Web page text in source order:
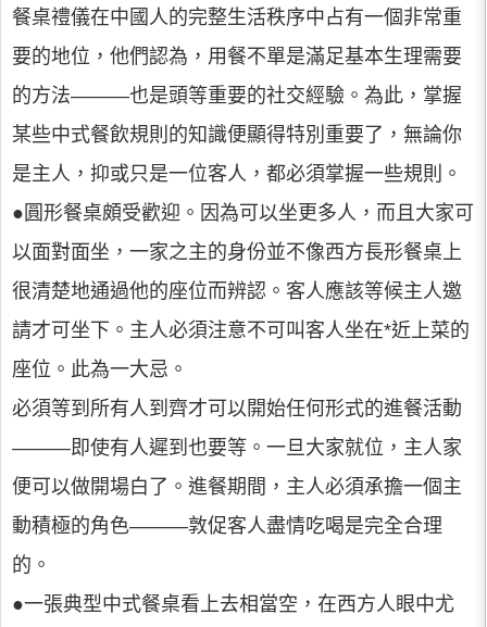
餐桌禮儀在中國人的完整生活秩序中占有一個非常重
要的地位，他們認為，用餐不單是滿足基本生理需要
的方法———也是頭等重要的社交經驗。為此，掌握
某些中式餐飲規則的知識便顯得特別重要了，無論你
是主人，抑或只是一位客人，都必須掌握一些規則。
●圓形餐桌頗受歡迎。因為可以坐更多人，而且大家可
以面對面坐，一家之主的身份並不像西方長形餐桌上
很清楚地通過他的座位而辨認。客人應該等候主人邀
請才可坐下。主人必須注意不可叫客人坐在*近上菜的
座位。此為一大忌。
必須等到所有人到齊才可以開始任何形式的進餐活動
———即使有人遲到也要等。一旦大家就位，主人家
便可以做開場白了。進餐期間，主人必須承擔一個主
動積極的角色———敦促客人盡情吃喝是完全合理
的。
●一張典型中式餐桌看上去相當空，在西方人眼中尤